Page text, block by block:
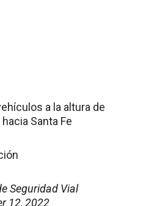
a la altura de
Santa Fe
Seguridad Vial
12, 2022